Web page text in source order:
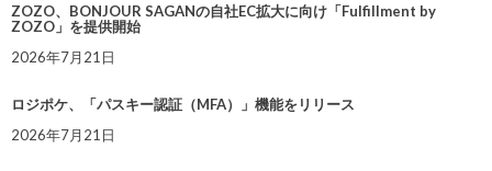
ZOZO、BONJOUR SAGANの自社EC拡大に向け「Fulfillment by
ZOZO」を提供開始
2026年7月21日
ロジポケ、「パスキー認証（MFA）」機能をリリース
2026年7月21日